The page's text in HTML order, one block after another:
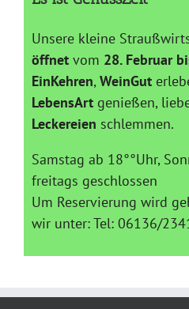
Unsere kleine
öffnet vom 28. Februar
EinKehren,WeinGut
LebensArt genießen,
Leckereien schlemmen.
Samstag ab 18°°Uhr,
freitags geschlossen
Um Reservierung wird
wir unter: Tel: 06136/